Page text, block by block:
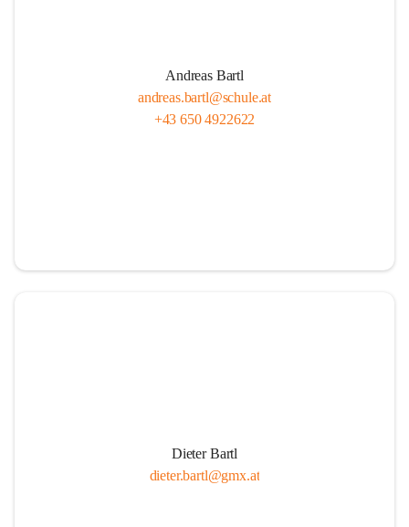
Andreas Bartl
andreas.bartl@schule.at
+43 650 4922622
Dieter Bartl
dieter.bartl@gmx.at